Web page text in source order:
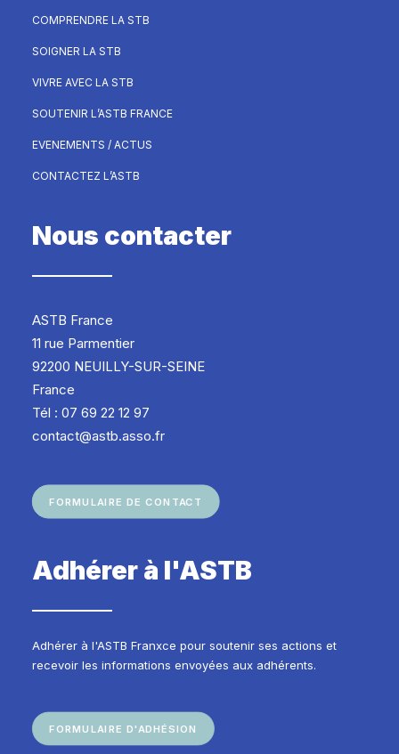
COMPRENDRE LA STB
SOIGNER LA STB
VIVRE AVEC LA STB
SOUTENIR L’ASTB FRANCE
EVENEMENTS / ACTUS
CONTACTEZ L’ASTB
Nous contacter
ASTB France
11 rue Parmentier
92200 NEUILLY-SUR-SEINE
France
Tél : 07 69 22 12 97
contact@astb.asso.fr
FORMULAIRE DE CONTACT
Adhérer à l'ASTB
Adhérer à l'ASTB Franxce pour soutenir ses actions et
recevoir les informations envoyées aux adhérents.
FORMULAIRE D'ADHÉSION